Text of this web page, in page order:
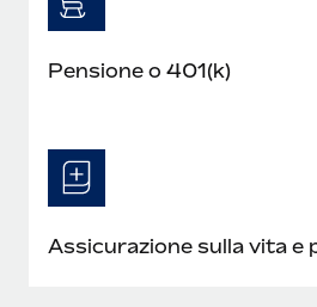
Pensione o 401(k)
Assicurazione sulla vita e